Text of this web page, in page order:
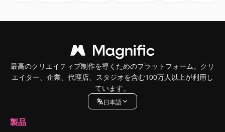
最高のクリエイティブ制作を導くためのプラットフォーム。クリ
エイター、企業、代理店、スタジオを含む100万人以上が利用し
ています。
日本語
製品